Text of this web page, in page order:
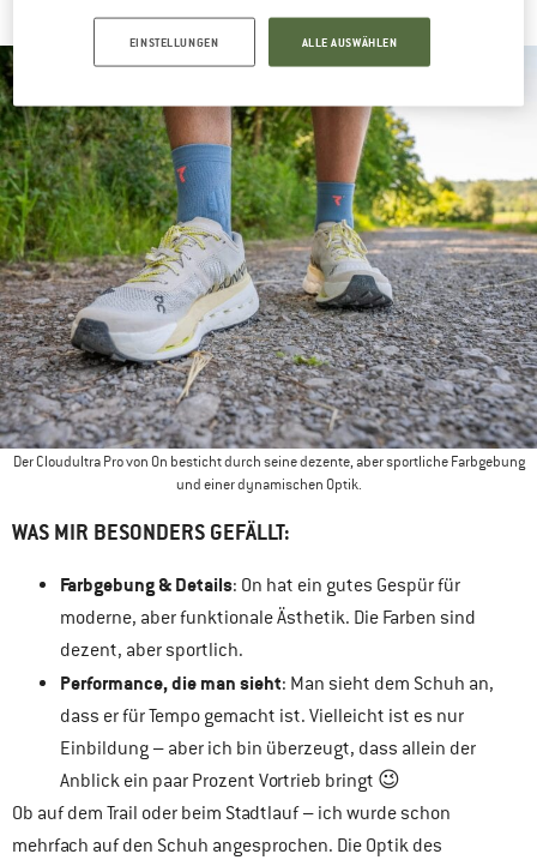
Der Cloudultra Pro von On besticht durch seine dezente, aber sportliche Farbgebung
und einer dynamischen Optik.
WAS MIR BESONDERS GEFÄLLT:
Farbgebung & Details: On hat ein gutes Gespür für
moderne, aber funktionale Ästhetik. Die Farben sind
dezent, aber sportlich.
Performance, die man sieht: Man sieht dem Schuh an,
dass er für Tempo gemacht ist. Vielleicht ist es nur
Einbildung – aber ich bin überzeugt, dass allein der
Anblick ein paar Prozent Vortrieb bringt 😉
Ob auf dem Trail oder beim Stadtlauf – ich wurde schon
mehrfach auf den Schuh angesprochen. Die Optik des
EINSTELLUNGEN ALLE AUSWÄHLEN